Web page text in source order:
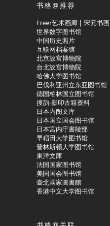
书格@推荐
Freer艺术画廊 | 宋元书画
世界数字图书馆
中国历史照片
互联网档案馆
北京故宫博物院
台北故宫博物院
哈佛大学图书馆
巴伐利亚州立东亚图书馆
德国柏林国立图书馆
搜韵-影印古籍资料
日本内阁文库
日本国立国会图书馆
日本宮内庁書陵部
早稻田大学图书馆
普林斯顿大学图书馆
東洋文庫
法国国家图书馆
美国国会图书馆
臺北國家圖書館
香港中文大学图书馆